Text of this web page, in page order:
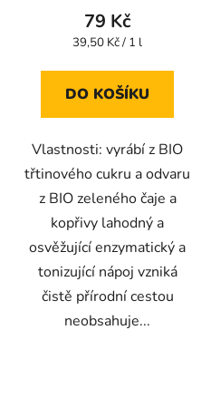
produktu
je
z
79 Kč
Měrná
39,50 Kč / 1 l
DO KOŠÍKU
Vlastnosti: vyrábí z BIO
třtinového cukru a odvaru
z BIO zeleného čaje a
kopřivy lahodný a
osvěžující enzymatický a
tonizující nápoj vzniká
čistě přírodní cestou
neobsahuje...